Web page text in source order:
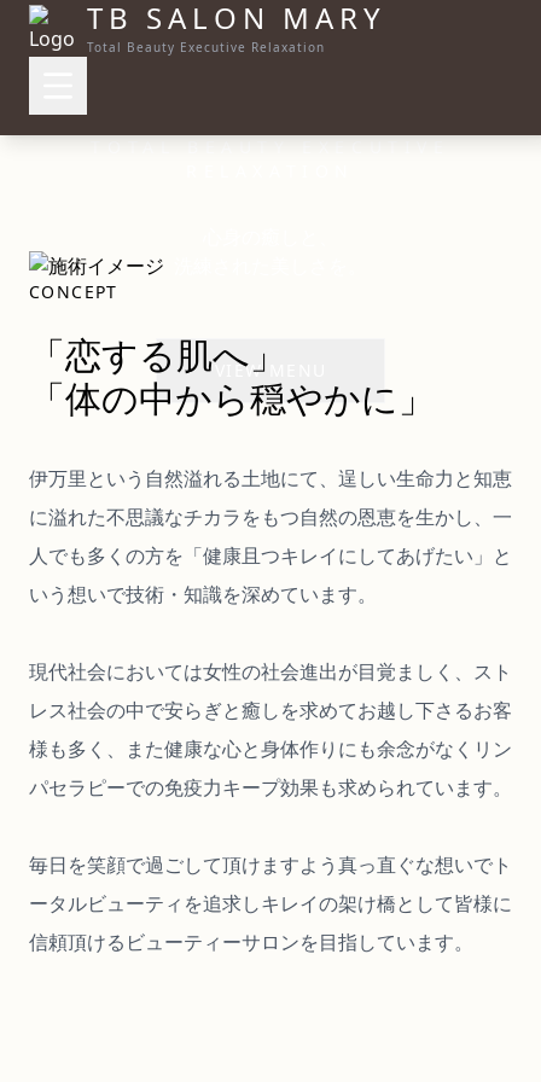
TB SALON MARY
Total Beauty Executive Relaxation
TOTAL BEAUTY EXECUTIVE
VIEW MENU
CONCEPT
「恋する肌へ」
「体の中から穏やかに」
伊万里という自然溢れる土地にて、逞しい生命力と知恵
に溢れた不思議なチカラをもつ自然の恩恵を生かし、一
人でも多くの方を「健康且つキレイにしてあげたい」と
いう想いで技術・知識を深めています。
現代社会においては女性の社会進出が目覚ましく、スト
レス社会の中で安らぎと癒しを求めてお越し下さるお客
様も多く、また健康な心と身体作りにも余念がなくリン
パセラピーでの免疫力キープ効果も求められています。
毎日を笑顔で過ごして頂けますよう真っ直ぐな想いでト
ータルビューティを追求しキレイの架け橋として皆様に
信頼頂けるビューティーサロンを目指しています。